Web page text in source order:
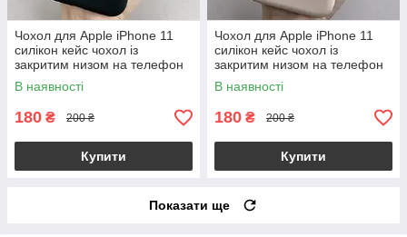
Чохол для Apple iPhone 11
силікон кейс чохол із
закритим низом на телефон
айфон 11 чорний h5p
В наявності
180 ₴ 200 ₴
Купити
Чохол для Apple iPhone 11
силікон кейс чохол із
закритим низом на телефон
айфон 11 пудровий h5p
В наявності
180 ₴ 200 ₴
Купити
Показати ще